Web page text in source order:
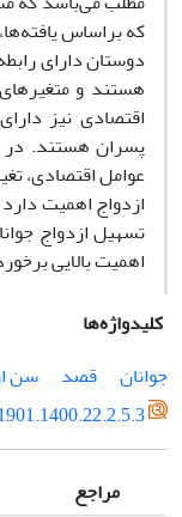
که براساس
دوستان دارای
هستند و
اقتصادی نیز
پسران هستند. در
عوامل اقتصادی،
ازدواج اهمیت
تسهیل ازدواج
اهمیت بالایی
کلیدواژه‌ها
جوانان
قصد سن
مراجع